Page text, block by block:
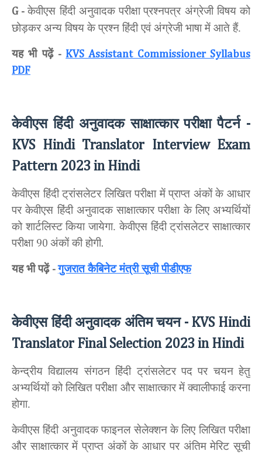
G - केवीएस हिंदी अनुवादक परीक्षा प्रश्नपत्र अंग्रेजी विषय को
छोड़कर अन्य विषय के प्रश्न हिंदी एवं अंग्रेजी भाषा में आते हैं.
यह भी पढ़ें - KVS Assistant Commissioner Syllabus
PDF
केवीएस हिंदी अनुवादक साक्षात्कार परीक्षा पैटर्न -
KVS Hindi Translator Interview Exam
Pattern 2023 in Hindi
केवीएस हिंदी ट्रांसलेटर लिखित परीक्षा में प्राप्त अंकों के आधार
पर केवीएस हिंदी अनुवादक साक्षात्कार परीक्षा के लिए अभ्यर्थियों
को शार्टलिस्ट किया जायेगा. केवीएस हिंदी ट्रांसलेटर साक्षात्कार
परीक्षा 90 अंकों की होगी.
यह भी पढ़ें -गुजरात कैबिनेट मंत्री सूची पीडीएफ
केवीएस हिंदी अनुवादक अंतिम चयन- KVS Hindi
Translator Final Selection 2023 in Hindi
केन्द्रीय विद्यालय संगठन हिंदी ट्रांसलेटर पद पर चयन हेतु
अभ्यर्थियों को लिखित परीक्षा और साक्षात्कार में क्वालीफाई करना
होगा.
केवीएस हिंदी अनुवादक फाइनल सेलेक्शन के लिए लिखित परीक्षा
और साक्षात्कार में प्राप्त अंकों के आधार पर अंतिम मेरिट सूची